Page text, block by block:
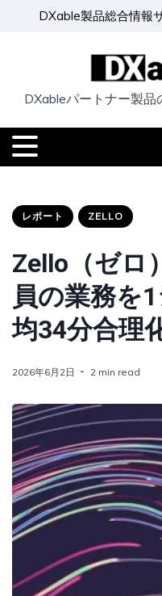
DXable製品総合情報
DXableパートナー製
レポート ZELLO
Zello（ゼロ
員の業務を
均34分合理
2026年6月2日 2 min read